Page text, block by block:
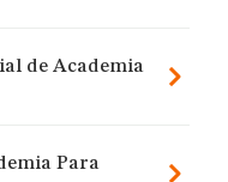
de Academia
Para